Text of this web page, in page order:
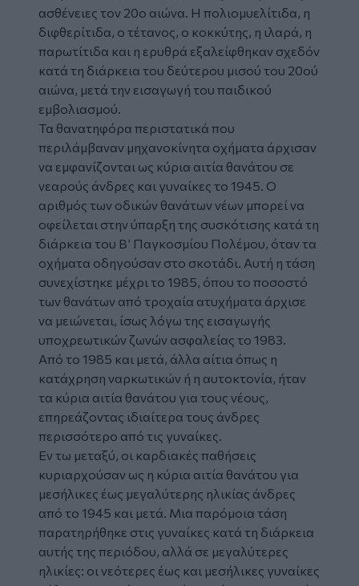
ασθένειες τον 20ο αιώνα. Η πολιομυελίτιδα, η
διφθερίτιδα, ο τέτανος, ο κοκκύτης, η ιλαρά, η
παρωτίτιδα και η ερυθρά εξαλείφθηκαν σχεδόν
κατά τη διάρκεια του δεύτερου μισού του 20ού
αιώνα, μετά την εισαγωγή του παιδικού
εμβολιασμού.
Τα θανατηφόρα περιστατικά που
περιλάμβαναν μηχανοκίνητα οχήματα άρχισαν
να εμφανίζονται ως κύρια αιτία θανάτου σε
νεαρούς άνδρες και γυναίκες το 1945. Ο
αριθμός των οδικών θανάτων νέων μπορεί να
οφείλεται στην ύπαρξη της συσκότισης κατά τη
διάρκεια του Β’ Παγκοσμίου Πολέμου, όταν τα
οχήματα οδηγούσαν στο σκοτάδι. Αυτή η τάση
συνεχίστηκε μέχρι το 1985, όπου το ποσοστό
των θανάτων από τροχαία ατυχήματα άρχισε
να μειώνεται, ίσως λόγω της εισαγωγής
υποχρεωτικών ζωνών ασφαλείας το 1983.
Από το 1985 και μετά, άλλα αίτια όπως η
κατάχρηση ναρκωτικών ή η αυτοκτονία, ήταν
τα κύρια αιτία θανάτου για τους νέους,
επηρεάζοντας ιδιαίτερα τους άνδρες
περισσότερο από τις γυναίκες.
Εν τω μεταξύ, οι καρδιακές παθήσεις
κυριαρχούσαν ως η κύρια αιτία θανάτου για
μεσήλικες έως μεγαλύτερης ηλικίας άνδρες
από το 1945 και μετά. Μια παρόμοια τάση
παρατηρήθηκε στις γυναίκες κατά τη διάρκεια
αυτής της περιόδου, αλλά σε μεγαλύτερες
ηλικίες: οι νεότερες έως και μεσήλικες γυναίκες